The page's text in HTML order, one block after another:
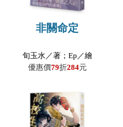
非關命定
旬玉水／著；Ep／繪
優惠價79折284元